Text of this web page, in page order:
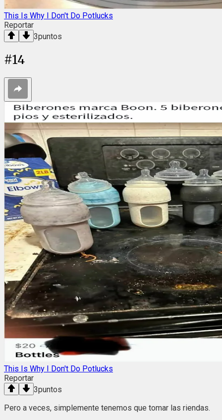
This Is Why I Don't Do Potlucks
Reportar
3puntos
#14
This Is Why I Don't Do Potlucks
Reportar
3puntos
Pero a veces, simplemente tenemos que tomar las riendas.